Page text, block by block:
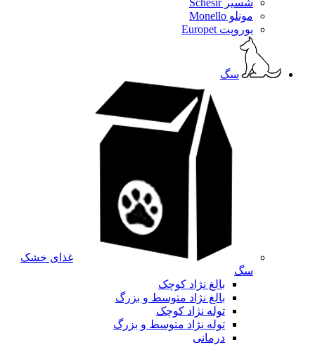
شسیر Schesir
مونلو Monello
یوروپت Europet
سگ
غذای خشک
سگ
بالغ نژاد کوچک
بالغ نژاد متوسط و بزرگ
توله نژاد کوچک
توله نژاد متوسط و بزرگ
درمانی